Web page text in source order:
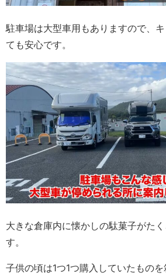
駐車場は大型車用もありますので、
ても安心です。
大きな倉庫内に懐かしの駄菓子がた
す。
子供の頃は1つ1つ購入していたもの